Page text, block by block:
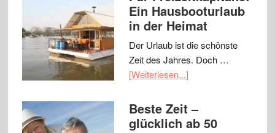
Ein Hausbooturlaub
in der Heimat
Der Urlaub ist die schönste
Zeit des Jahres. Doch …
[Weiterlesen...]
Beste Zeit –
glücklich ab 50